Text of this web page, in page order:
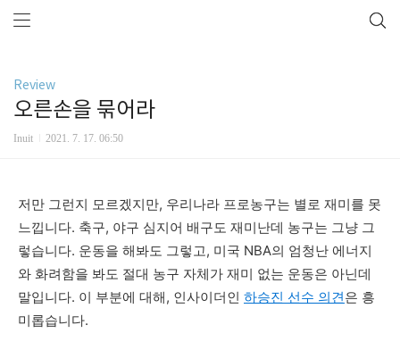
Review
오른손을 묶어라
Inuit 2021. 7. 17. 06:50
저만 그런지 모르겠지만, 우리나라 프로농구는 별로 재미를 못
느낍니다. 축구, 야구 심지어 배구도 재미난데 농구는 그냥 그
렇습니다. 운동을 해봐도 그렇고, 미국 NBA의 엄청난 에너지
와 화려함을 봐도 절대 농구 자체가 재미 없는 운동은 아닌데
말입니다. 이 부분에 대해, 인사이더인 하승진 선수 의견은 흥
미롭습니다.